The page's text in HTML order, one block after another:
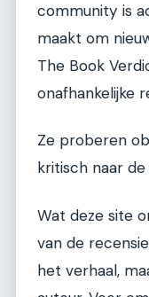
community is
maakt om
The Book
onafhankelijke
Ze proberen
kritisch naar
Wat deze site
van de
het verhaal,